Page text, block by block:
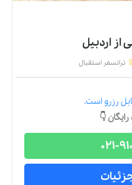
از اردبیل
ترانسفر استقبال
رزرو است.
👇
021-